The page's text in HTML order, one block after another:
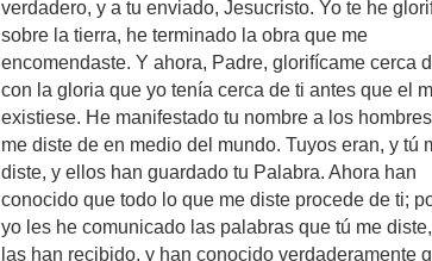
verdadero, y a tu enviado, Jesucristo. Yo te he
sobre la tierra, he terminado la obra que me
encomendaste. Y ahora, Padre, glorifícame cerca
con la gloria que yo tenía cerca de ti antes que el
existiese. He manifestado tu nombre a los
me diste de en medio del mundo. Tuyos eran, y tú
diste, y ellos han guardado tu Palabra. Ahora han
conocido que todo lo que me diste procede de ti;
yo les he comunicado las palabras que tú me
las han recibido, y han conocido verdaderamente